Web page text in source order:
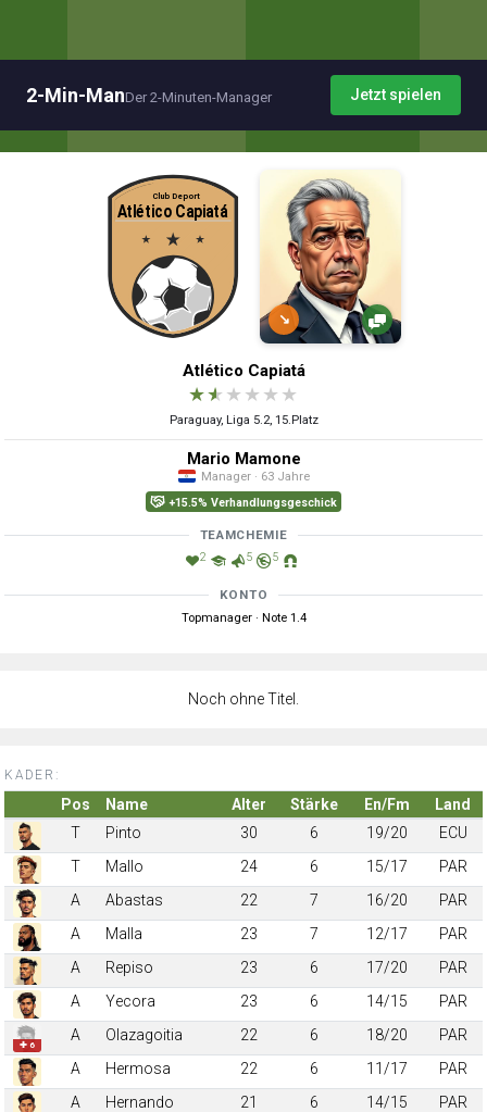
2-Min-ManDer 2-Minuten-Manager Jetzt spielen
↘
Atlético Capiatá
★★ ★ ★ ★ ★
Paraguay, Liga 5.2, 15.Platz
Mario Mamone
Manager · 63 Jahre
+15.5% Verhandlungsgeschick
TEAMCHEMIE
2 5 5
KONTO
Topmanager · Note 1.4
Noch ohne Titel.
KADER:
Pos Name Alter Stärke En/Fm
Land
T
Pinto 30 6 19/20
ECU
T
Mallo 24 6 15/17
PAR
A
Abastas 22 7 16/20
PAR
A
Malla 23 7 12/17
PAR
A
Repiso 23 6 17/20
PAR
A
Yecora 23 6 14/15 PAR
✚ 6
A Olazagoitia 22 6 18/20
PAR
A
Hermosa 22 6 11/17
PAR
A
Hernando 21 6 14/15
PAR